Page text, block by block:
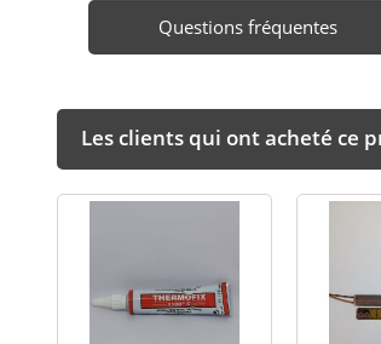
Questions fréquentes
Les clients qui ont acheté ce